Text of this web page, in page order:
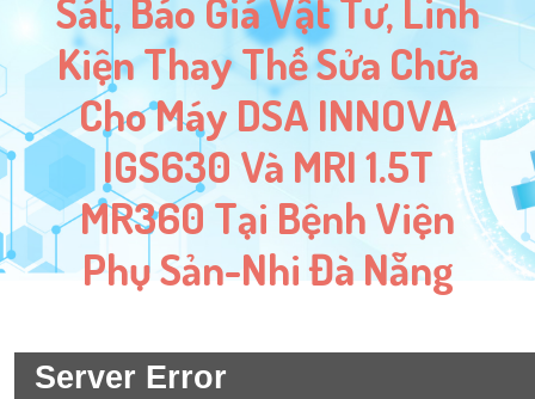
Sát, Báo Giá Vật Tư, Linh
Kiện Thay Thế Sửa Chữa
Cho Máy DSA INNOVA
IGS630 Và MRI 1.5T
MR360 Tại Bệnh Viện
Phụ Sản-Nhi Đà Nẵng